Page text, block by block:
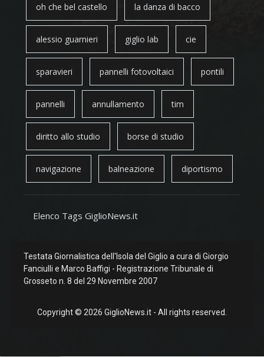
oh che bel castello la danza di bacco
alessio guarnieri giglio lab cie
sparavieri pannelli fotovoltaici pontili
pannelli annullamento tim
diritto allo studio borse di studio
navigazione balneazione diportismo
Elenco Tags GiglioNews.it
Testata Giornalistica dell'Isola del Giglio a cura di Giorgio
Fanciulli e Marco Baffigi - Registrazione Tribunale di
Grosseto n. 8 del 29 Novembre 2007
Copyright © 2026 GiglioNews.it - All rights reserved.